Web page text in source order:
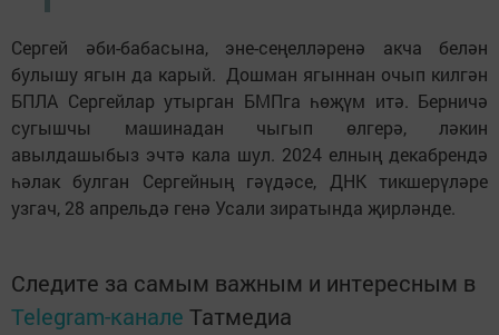
Сергей әби-бабасына, эне-сеңелләренә акча белән
булышу ягын да карый. Дошман ягыннан очып килгән
БПЛА Сергейлар утырган БМПга һөҗүм итә. Берничә
сугышчы машинадан чыгып өлгерә, ләкин
авылдашыбыз эчтә кала шул. 2024 елның декабрендә
һәлак булган Сергейның гәүдәсе, ДНК тикшерүләре
узгач, 28 апрельдә генә Усали зиратында җирләнде.
Следите за самым важным и интересным в
Telegram-канале Татмедиа